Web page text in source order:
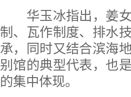
华玉冰指出，姜女
制、瓦作制度、排水
承，同时又结合滨海
别馆的典型代表，也
的集中体现。